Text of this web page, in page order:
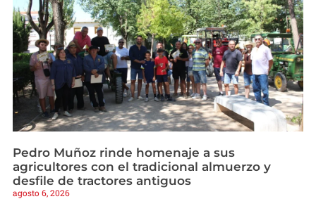
Pedro Muñoz rinde homenaje a sus
agricultores con el tradicional almuerzo y
desfile de tractores antiguos
agosto 6, 2026